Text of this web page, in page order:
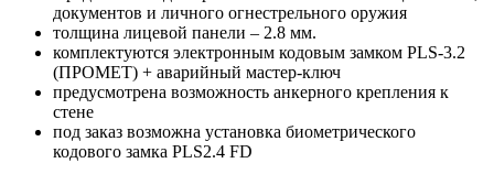
документов и личного огнестрельного оружия
толщина лицевой панели – 2.8 мм.
комплектуются электронным кодовым замком PLS-3.2
(ПРОМЕТ) + аварийный мастер-ключ
предусмотрена возможность анкерного крепления к
стене
под заказ возможна установка биометрического
кодового замка PLS2.4 FD